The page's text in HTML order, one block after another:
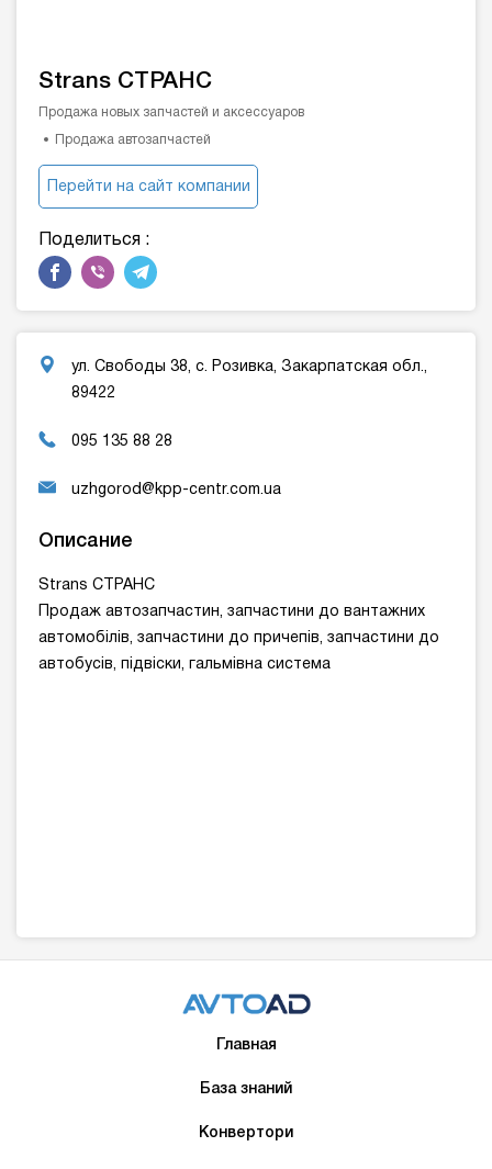
Strans СТРАНС
Продажа новых запчастей и аксессуаров
Продажа автозапчастей
Перейти на сайт компании
Поделиться :
ул. Свободы 38, с. Розивка, Закарпатская обл.,
89422
095 135 88 28
uzhgorod@kpp-centr.com.ua
Описание
Strans СТРАНС
Продаж автозапчастин, запчастини до вантажних
автомобілів, запчастини до причепів, запчастини до
автобусів, підвіски, гальмівна система
Главная
База знаний
Конвертори